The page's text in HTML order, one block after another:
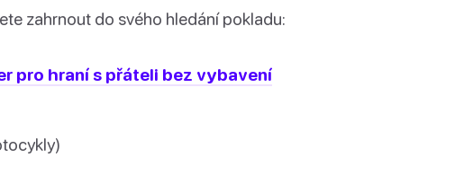
zahrnout do svého hledání pokladu:
pro hraní s přáteli bez vybavení